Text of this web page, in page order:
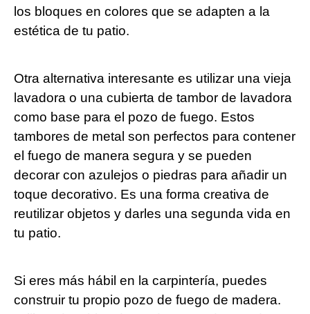
los bloques en colores que se adapten a la
estética de tu patio.
Otra alternativa interesante es utilizar una vieja
lavadora o una cubierta de tambor de lavadora
como base para el pozo de fuego. Estos
tambores de metal son perfectos para contener
el fuego de manera segura y se pueden
decorar con azulejos o piedras para añadir un
toque decorativo. Es una forma creativa de
reutilizar objetos y darles una segunda vida en
tu patio.
Si eres más hábil en la carpintería, puedes
construir tu propio pozo de fuego de madera.